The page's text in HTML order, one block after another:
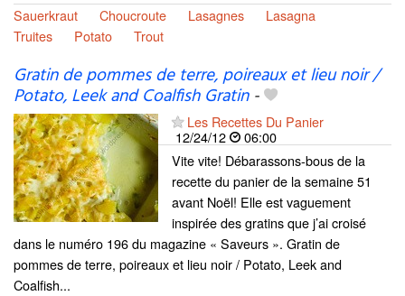
Sauerkraut
Choucroute Lasagnes
Lasagna
Truites
Potato Trout
Gratin de pommes de terre, poireaux et lieu noir /
Potato, Leek and Coalfish Gratin-
Les Recettes Du Panier
12/24/12
06:00
Vite vite! Débarassons-bous de la
recette du panier de la semaine 51
avant Noël! Elle est vaguement
inspirée des gratins que j’ai croisé
dans le numéro 196 du magazine « Saveurs ». Gratin de
pommes de terre, poireaux et lieu noir / Potato, Leek and
Coalfish...